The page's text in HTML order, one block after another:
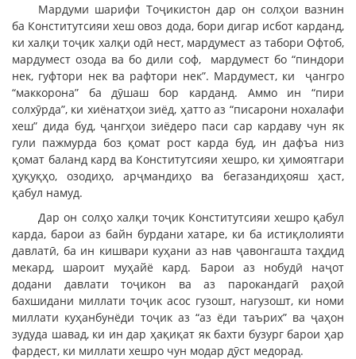
Мардуми шарифи Тоҷикистон дар он солҳои вазнин
ба Конститутсияи хеш овоз дода, бори дигар исбот карданд,
ки халқи тоҷик халқи одӣ нест, мардумест аз табори Офтоб,
мардумест озода ва бо дили соф, мардумест бо “пиндори
нек, гуфтори нек ва рафтори нек”. Мардумест, ки ҷангро
“маккорона” ба дӯшаш бор карданд. Аммо ин “пири
солхӯрда”, ки хиёнатҳои зиёд, ҳатто аз “писарони нохалафи
хеш” дида буд, ҷангҳои зиёдеро паси сар кардаву чун як
гули пажмурда боз қомат рост карда буд, ин дафъа низ
қомат баланд кард ва Конститутсияи хешро, ки ҳимоятгари
ҳуқуқҳо, озодиҳо, арҷмандиҳо ва бегазандиҳояш ҳаст,
қабул намуд.
Дар он солҳо халқи тоҷик Конститутсияи хешро қабул
карда, барои аз байн бурдани хатаре, ки ба истиқлолияти
давлатӣ, ба ин кишвари куҳани аз нав ҷавонгашта таҳдид
мекард, шароит муҳайё кард. Барои аз нобудӣ наҷот
додани давлати тоҷикон ва аз парокандагӣ раҳоӣ
бахшидани миллати тоҷик асос гузошт, нагузошт, ки номи
миллати куҳанбунёди тоҷик аз “аз ёди таърих” ва ҷаҳон
зудуда шавад, ки ин дар ҳақиқат як бахти бузург барои ҳар
фардест, ки миллати хешро чун модар дӯст медорад.